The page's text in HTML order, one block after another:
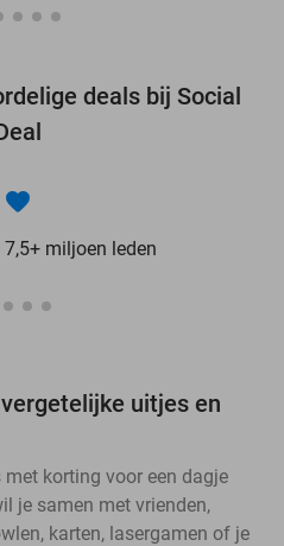
deals bij Social
miljoen leden
uitjes en
korting voor een dagje
je samen met vrienden,
karten, lasergamen of je